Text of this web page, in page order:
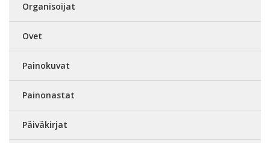
Organisoijat
Ovet
Painokuvat
Painonastat
Päiväkirjat